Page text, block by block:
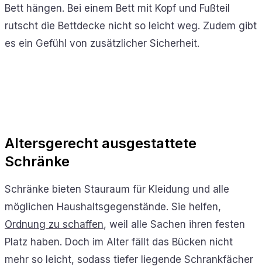
Bett hängen. Bei einem Bett mit Kopf und Fußteil
rutscht die Bettdecke nicht so leicht weg. Zudem gibt
es ein Gefühl von zusätzlicher Sicherheit.
Altersgerecht ausgestattete
Schränke
Schränke bieten Stauraum für Kleidung und alle
möglichen Haushaltsgegenstände. Sie helfen,
Ordnung zu schaffen, weil alle Sachen ihren festen
Platz haben. Doch im Alter fällt das Bücken nicht
mehr so leicht, sodass tiefer liegende Schrankfächer